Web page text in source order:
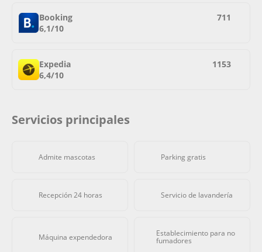
Booking
6,1/10
711
Expedia
6,4/10
1153
Servicios principales
Admite mascotas Parking gratis
Recepción 24 horas Servicio de lavandería
Máquina expendedora Establecimiento para no
fumadores